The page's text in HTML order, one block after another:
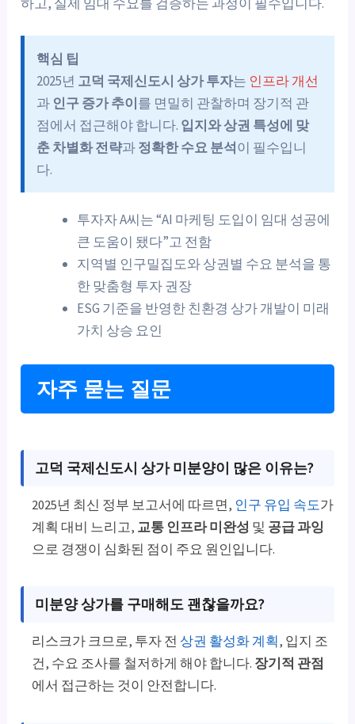
핵심 팁
2025년 고덕 국제신도시 상가 투자는 인프라 개선
과 인구 증가 추이를 면밀히 관찰하며 장기적 관
점에서 접근해야 합니다. 입지와 상권 특성에 맞
춘 차별화 전략과정확한 수요 분석이 필수입니
다.
투자자 A씨는 “AI 마케팅 도입이 임대 성공에
큰 도움이 됐다”고 전함
지역별 인구밀집도와 상권별 수요 분석을 통
한 맞춤형 투자 권장
ESG 기준을 반영한 친환경 상가 개발이 미래
가치 상승 요인
자주 묻는 질문
고덕 국제신도시 상가 미분양이 많은 이유는?
2025년 최신 정부 보고서에 따르면, 인구 유입 속도가
계획 대비 느리고, 교통 인프라 미완성 및 공급 과잉
으로 경쟁이 심화된 점이 주요 원인입니다.
미분양 상가를 구매해도 괜찮을까요?
리스크가 크므로, 투자 전 상권 활성화 계획, 입지 조
건, 수요 조사를 철저하게 해야 합니다. 장기적 관점
에서 접근하는 것이 안전합니다.